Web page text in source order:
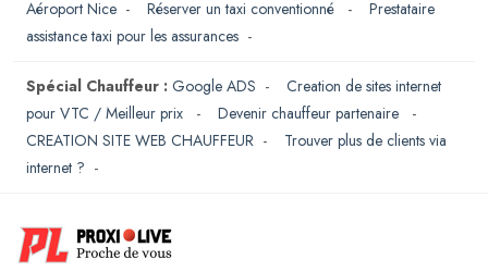
Aéroport Nice - Réserver un taxi conventionné - Prestataire
assistance taxi pour les assurances -
Spécial Chauffeur : Google ADS - Creation de sites internet
pour VTC / Meilleur prix
- Devenir chauffeur partenaire
-
CREATION SITE WEB CHAUFFEUR - Trouver plus de clients via
internet ? -